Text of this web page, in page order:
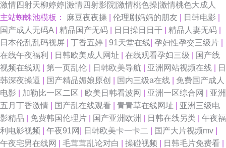
激情四射天柳婷婷|激情四射影院|激情桃色操|激情桃色大成人
主站蜘蛛池模板：
麻豆夜夜操 伦理剧妈妈的朋友 日韩电影
国产成人无码A
精品国产无码 日日操日日干 精品人妻无码
日本伦乱乱码视屏
丁香五婷 91天堂在线 孕妇性孕交三级片
在线午夜福利
日韩欧美成人网址 在线观看孕妇三级
国产线
视频在线观
第一页乱伦 日韩欧美导航 亚洲网站视频在线
日
韩深夜操逼
国产精品媚娘原创 国内三级a在线
免费国产成人
电影
加勒比一区二区 欧美日韩看波网 亚洲一区综合网
亚洲
五月丁香激情
国产乱在线观看 青青草在线网址
亚洲三级电
影精品
免费韩国伦理片 国产亚洲欧洲 日韩在线另类
午夜福
利电影视频
午夜91网 日韩欧美卡一卡二 国产大片视频mv
午夜宅男在线网
毛茸茸乱论对白 操碰视频 日韩毛片免费看